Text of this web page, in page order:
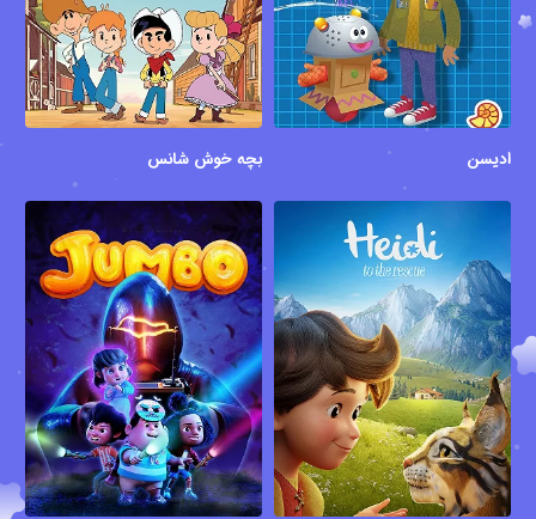
ادیسن بچه خوش شانس